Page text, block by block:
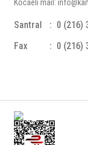
Kocaeli mail:
Santral
0 (216)
Fax
0 (216)